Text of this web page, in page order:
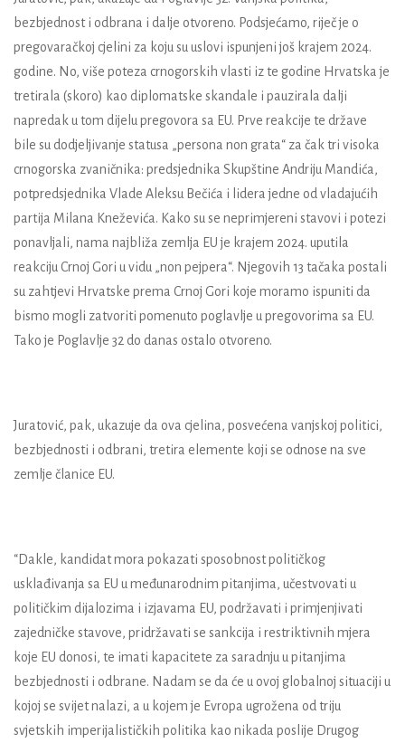
bezbjednost i odbrana i dalje otvoreno. Podsjećamo, riječ je o
pregovaračkoj cjelini za koju su uslovi ispunjeni još krajem 2024.
godine. No, više poteza crnogorskih vlasti iz te godine Hrvatska je
tretirala (skoro) kao diplomatske skandale i pauzirala dalji
napredak u tom dijelu pregovora sa EU. Prve reakcije te države
bile su dodjeljivanje statusa „persona non grata“ za čak tri visoka
crnogorska zvaničnika: predsjednika Skupštine Andriju Mandića,
potpredsjednika Vlade Aleksu Bečića i lidera jedne od vladajućih
partija Milana Kneževića. Kako su se neprimjereni stavovi i potezi
ponavljali, nama najbliža zemlja EU je krajem 2024. uputila
reakciju Crnoj Gori u vidu „non pejpera“. Njegovih 13 tačaka postali
su zahtjevi Hrvatske prema Crnoj Gori koje moramo ispuniti da
bismo mogli zatvoriti pomenuto poglavlje u pregovorima sa EU.
Tako je Poglavlje 32 do danas ostalo otvoreno.
Juratović, pak, ukazuje da ova cjelina, posvećena vanjskoj politici,
bezbjednosti i odbrani, tretira elemente koji se odnose na sve
zemlje članice EU.
“Dakle, kandidat mora pokazati sposobnost političkog
usklađivanja sa EU u međunarodnim pitanjima, učestvovati u
političkim dijalozima i izjavama EU, podržavati i primjenjivati
zajedničke stavove, pridržavati se sankcija i restriktivnih mjera
koje EU donosi, te imati kapacitete za saradnju u pitanjima
bezbjednosti i odbrane. Nadam se da će u ovoj globalnoj situaciji u
kojoj se svijet nalazi, a u kojem je Evropa ugrožena od triju
svjetskih imperijalističkih politika kao nikada poslije Drugog